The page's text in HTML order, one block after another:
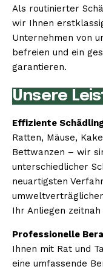
Als routinierter
wir Ihnen
Unternehmen von
befreien und ein
garantieren.
Unsere
Effiziente
Ratten, Mäuse,
Bettwanzen – wir
unterschiedlicher
neuartigsten
Ihr Anliegen
Professionelle
Ihnen mit Rat und
eine umfassende